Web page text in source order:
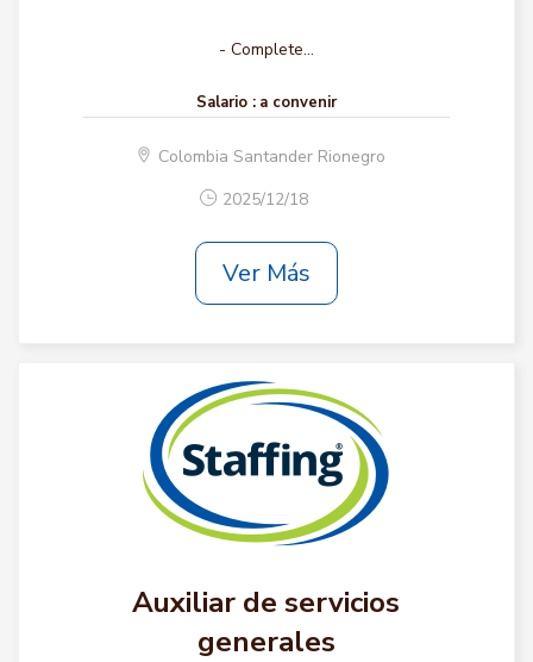
- Complete...
Salario : a convenir
Colombia Santander Rionegro
2025/12/18
Ver Más
Auxiliar de servicios
generales